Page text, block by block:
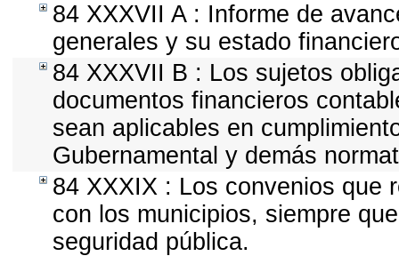
84 XXXVII A : Informe de
generales y su estado
84 XXXVII B : Los sujetos
documentos financieros
sean aplicables en
Gubernamental y demás
84 XXXIX : Los convenios que
con los municipios, siempre
seguridad pública.